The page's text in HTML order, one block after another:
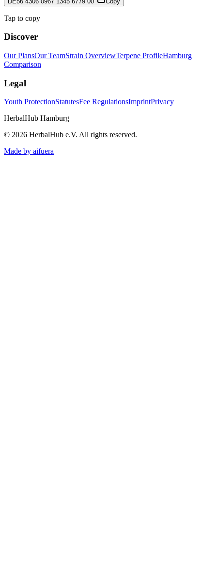
Tap to copy
Discover
Our PlansOur TeamStrain OverviewTerpene ProfileHamburg
Comparison
Legal
Youth ProtectionStatutesFee RegulationsImprintPrivacy
HerbalHub Hamburg
© 2026 HerbalHub e.V. All rights reserved.
Made by aifuera